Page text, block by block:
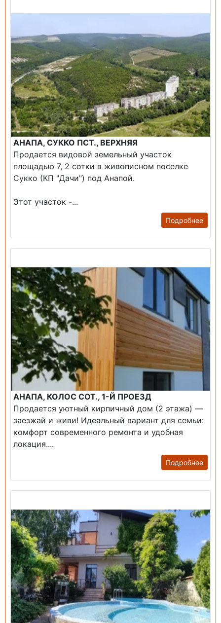
АНАПА, СУККО ПСТ., ВЕРХНЯЯ
Продается видовой земельный участок
площадью 7, 2 сотки в живописном поселке
Сукко (КП "Дачи") под Анапой.
Этот участок -...
Подробнее
АНАПА, КОЛОС СОТ., 1-Й ПРОЕЗД
Продается уютный кирпичный дом (2 этажа) —
заезжай и живи! ​Идеальный вариант для семьи:
комфорт современного ремонта и удобная
локация....
Подробнее